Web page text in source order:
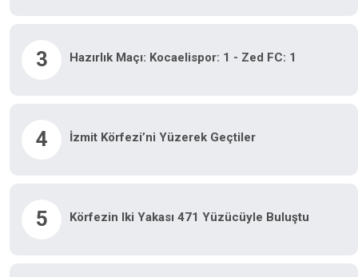
3 Hazırlık Maçı: Kocaelispor: 1 - Zed FC: 1
4 İzmit Körfezi’ni Yüzerek Geçtiler
5 Körfezin Iki Yakası 471 Yüzücüyle Buluştu